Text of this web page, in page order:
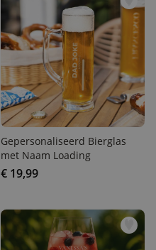
Gepersonaliseerd Bierglas
met Naam Loading
€ 19,99